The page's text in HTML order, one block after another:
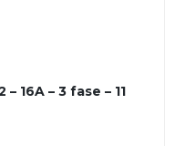
16A – 3 fase – 11